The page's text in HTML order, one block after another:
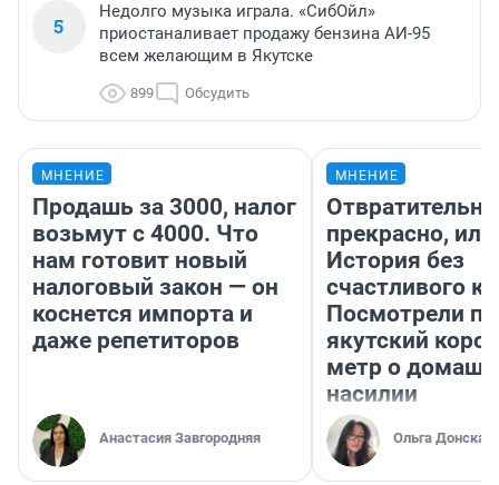
5
Недолго музыка играла. «СибОйл»
приостаналивает продажу бензина АИ-95
всем желающим в Якутске
899 Обсудить
МНЕНИЕ
Продашь за 3000, налог
возьмут с 4000. Что
нам готовит новый
налоговый закон — он
коснется импорта и
даже репетиторов
Анастасия Завгородняя
МНЕНИЕ
Отвратительно
прекрасно, или
История без
счастливого
Посмотрели
якутский
метр о
насилии
Ольга Донская